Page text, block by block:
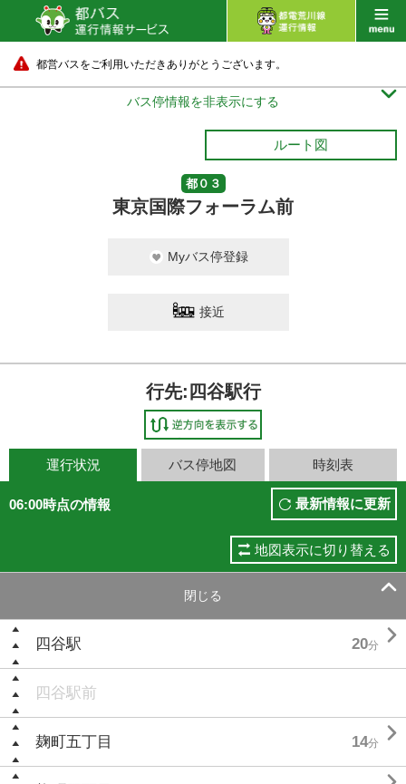
都営バスをご利用いただきありがとうございます。
バス停情報を非表示にする 
ルート図
都０３
東京国際フォーラム前
Myバス停登録
接近
行先:四谷駅行
運行状況 バス停地図 時刻表
06:00時点の情報 最新情報に更新
地図表示に切り替える
閉じる 
四谷駅 20分 
四谷駅前
麹町五丁目 14分 